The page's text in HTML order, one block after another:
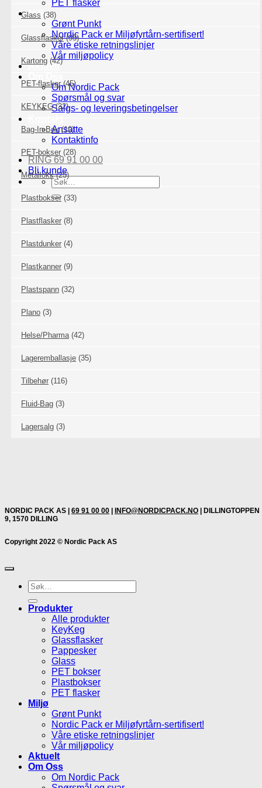
PET flasker
Miljø
Grønt Punkt
Nordic Pack er Miljøfyrtårn-sertifisert!
Våre etiske retningslinjer
Vår miljøpolicy
Aktuelt
Om Nordic Pack
Spørsmål og svar
Salgs- og leveringsbetingelser
Ansatte
Kontaktinfo
RING 69 91 00 00
Bli kunde
Søk
etter:
Glass (38)
Glassflasker(95)
Kartong (42)
PET-flasker(45)
KEYKEG(32)
Bag-In-Box(10)
PET-bokser (28)
Metallokk(25)
Plastbokser (33)
Plastflasker (8)
Plastdunker (4)
Plastkanner (9)
Plastspann (32)
Plano (3)
Helse/Pharma(42)
Lageremballasje (35)
Tilbehør (116)
Fluid-Bag (3)
Lagersalg (3)
NORDIC PACK AS | 69 91 00 00 INFO@NORDICPACK.NO | DILLINGTOPPEN
9, 1570 DILLING
Copyright 2022 © Nordic Pack AS
Søk
etter:
Produkter
Alle produkter
KeyKeg
Glassflasker
Pappesker
Glass
PET bokser
Plastbokser
PET flasker
Miljø
Grønt Punkt
Nordic Pack er Miljøfyrtårn-sertifisert!
Våre etiske retningslinjer
Vår miljøpolicy
Aktuelt
Om Oss
Om Nordic Pack